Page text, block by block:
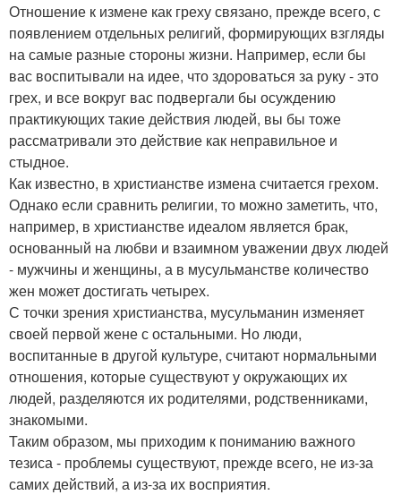
Отношение к измене как греху связано, прежде всего, с
появлением отдельных религий, формирующих взгляды
на самые разные стороны жизни. Например, если бы
вас воспитывали на идее, что здороваться за руку - это
грех, и все вокруг вас подвергали бы осуждению
практикующих такие действия людей, вы бы тоже
рассматривали это действие как неправильное и
стыдное.
Как известно, в христианстве измена считается грехом.
Однако если сравнить религии, то можно заметить, что,
например, в христианстве идеалом является брак,
основанный на любви и взаимном уважении двух людей
- мужчины и женщины, а в мусульманстве количество
жен может достигать четырех.
С точки зрения христианства, мусульманин изменяет
своей первой жене с остальными. Но люди,
воспитанные в другой культуре, считают нормальными
отношения, которые существуют у окружающих их
людей, разделяются их родителями, родственниками,
знакомыми.
Таким образом, мы приходим к пониманию важного
тезиса - проблемы существуют, прежде всего, не из-за
самих действий, а из-за их восприятия.